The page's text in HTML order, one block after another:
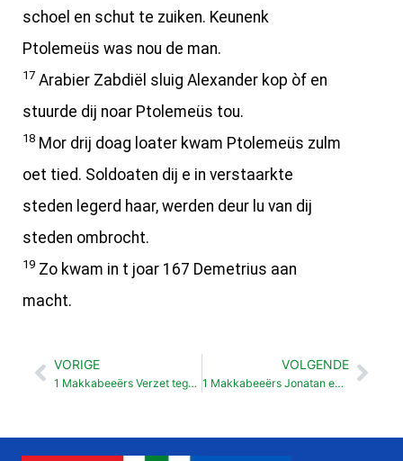
schoel en schut te zuiken. Keunenk
Ptolemeüs was nou de man.
17 Arabier Zabdiël sluig Alexander kop òf en
stuurde dij noar Ptolemeüs tou.
18 Mor drij doag loater kwam Ptolemeüs zulm
oet tied. Soldoaten dij e in verstaarkte
steden legerd haar, werden deur lu van dij
steden ombrocht.
19 Zo kwam in t joar 167 Demetrius aan
macht.
Vorige
VORIGE
1 Makkabeeërs Verzet tegen Demetrius II (10:67-89)
VOLGENDE
1 Makkabeeërs Jonatan en Demetrius II (11:20-53)